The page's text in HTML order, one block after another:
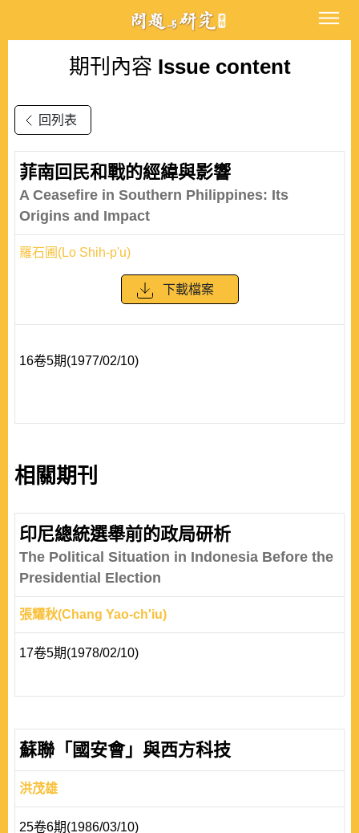
期刊內容 Issue content
回列表
菲南回民和戰的經緯與影響
A Ceasefire in Southern Philippines: Its
Origins and Impact
羅石圃(Lo Shih-p'u)
下載檔案
16卷5期(1977/02/10)
相關期刊
印尼總統選舉前的政局研析
The Political Situation in Indonesia Before the
Presidential Election
張耀秋(Chang Yao-ch'iu)
17卷5期(1978/02/10)
蘇聯「國安會」與西方科技
洪茂雄
25卷6期(1986/03/10)